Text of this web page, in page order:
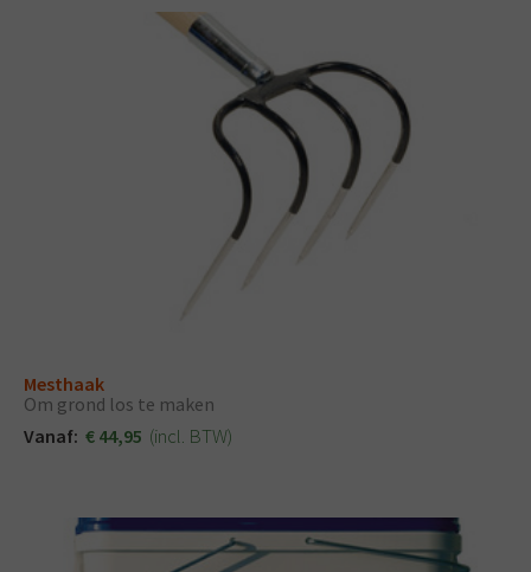
Mesthaak
Om grond los te maken
Vanaf: € 44,95 (incl. BTW)